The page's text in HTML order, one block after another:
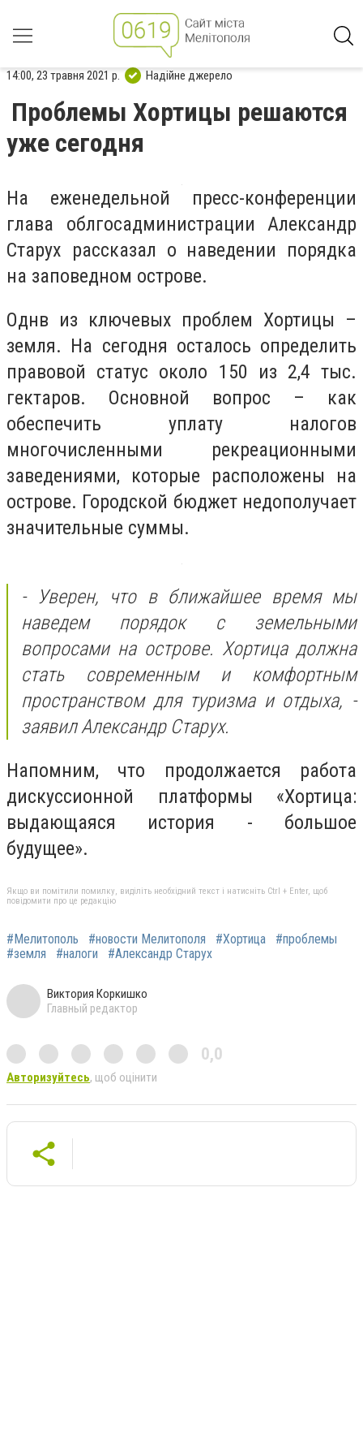
14:00, 23 травня 2021 р. Надійне джерело
Проблемы Хортицы решаются
уже сегодня
На еженедельной пресс-конференции
глава облгосадминистрации Александр
Старух рассказал о наведении порядка
на заповедном острове.
Однв из ключевых проблем Хортицы –
земля. На сегодня осталось определить
правовой статус около 150 из 2,4 тыс.
гектаров. Основной вопрос – как
обеспечить уплату налогов
многочисленными рекреационными
заведениями, которые расположены на
острове. Городской бюджет недополучает
значительные суммы.
- Уверен, что в ближайшее время мы
наведем порядок с земельными
вопросами на острове. Хортица должна
стать современным и комфортным
пространством для туризма и отдыха, -
заявил Александр Старух.
Напомним, что продолжается работа
дискуссионной платформы «Хортица:
выдающаяся история - большое
будущее».
Якщо ви помітили помилку, виділіть необхідний текст і натисніть Ctrl + Enter, щоб
повідомити про це редакцію
#Мелитополь #новости Мелитополя #Хортица
#проблемы
#земля
#налоги #Александр Старух
Виктория Коркишко
Главный редактор
0,0
Авторизуйтесь, щоб оцінити